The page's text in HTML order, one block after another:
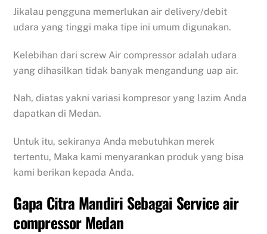
Jikalau pengguna memerlukan air delivery/debit
udara yang tinggi maka tipe ini umum digunakan.
Kelebihan dari screw Air compressor adalah udara
yang dihasilkan tidak banyak mengandung uap air.
Nah, diatas yakni variasi kompresor yang lazim Anda
dapatkan di Medan.
Untuk itu, sekiranya Anda mebutuhkan merek
tertentu, Maka kami menyarankan produk yang bisa
kami berikan kepada Anda.
Gapa Citra Mandiri Sebagai Service air
compressor Medan